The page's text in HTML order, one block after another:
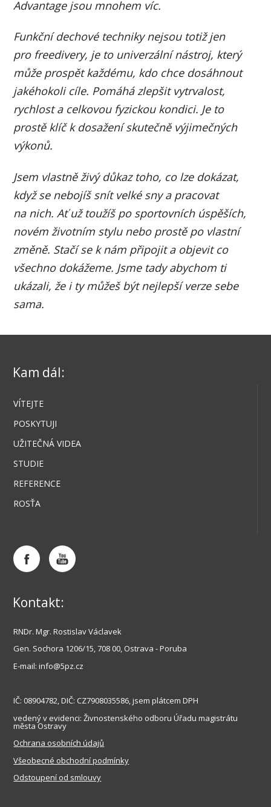
Advantage jsou mnohem víc.
Funkční dechové techniky nejsou totiž jen
pro freedivery, je to univerzální nástroj, který
může prospět každému, kdo chce dosáhnout
jakéhokoli cíle. Pomáhá zlepšit vytrvalost,
rychlost a celkovou fyzickou kondici. Je to
prostě klíč k dosažení skutečně výjimečných
výkonů.
Jsem vlastně živý důkaz toho, co lze dokázat,
když se nebojíš snít velké sny a pracovat
na nich. Ať už toužíš po sportovních úspěších,
novém životním stylu nebo prostě po vlastní
změně. Stačí se k nám připojit a objevit co
všechno dokážeme. Jsme tady abychom ti
ukázali, že i ty můžeš být nejlepší verze sebe
sama.
Kam dál:
VÍTEJTE
POSKYTUJI
UŽITEČNÁ VIDEA
STUDIE
REFERENCE
ROSŤA
Kontakt:
RNDr. Mgr. Rostislav Václavek
Gen. Sochora 1206/15, 708 00, Ostrava - Poruba
E-mail: info@5pz.cz
IČ: 08904782, DIČ: CZ7908035586, jsem plátcem DPH
vedený v evidenci: Živnostenského odboru Úřadu magistrátu
města Ostravy
Ochrana osobních údajů
Všeobecné obchodní podmínky
Odstoupení od smlouvy